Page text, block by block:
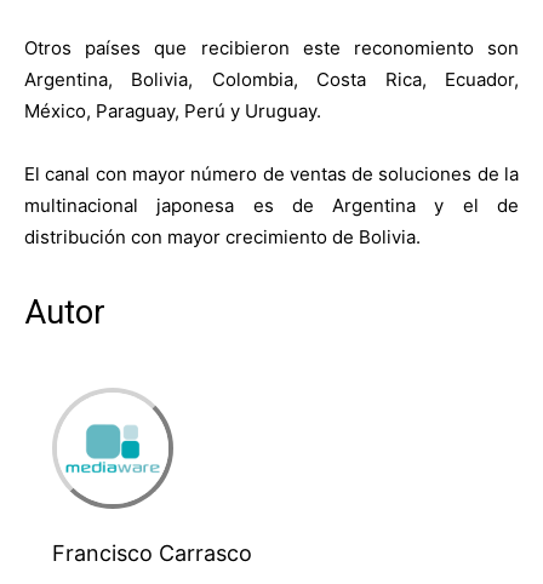
Otros países que recibieron este reconomiento son
Argentina, Bolivia, Colombia, Costa Rica, Ecuador,
México, Paraguay, Perú y Uruguay.
El canal con mayor número de ventas de soluciones de la
multinacional japonesa es de Argentina y el de
distribución con mayor crecimiento de Bolivia.
Autor
Francisco Carrasco